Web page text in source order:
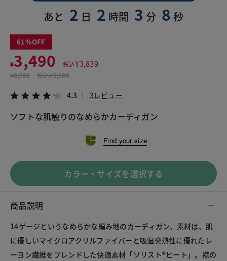
あと 2 日 2 時間 3 分 7 秒
61
¥3,490 税込¥3,839
¥8,990 税込¥9,889
4.3 3レビュー
ソフトな肌触りのなめらかカーディガン
Find your size
カラー・サイズを選択する
商品説明
14ゲージというなめらかな編み地のカーディガン。素材は、肌
に優しいマイクロアクリルファイバーと吸湿発熱性に優れたレ
ーヨン繊維をブレンドした快適素材「ソリスト®ヒート」。襟の